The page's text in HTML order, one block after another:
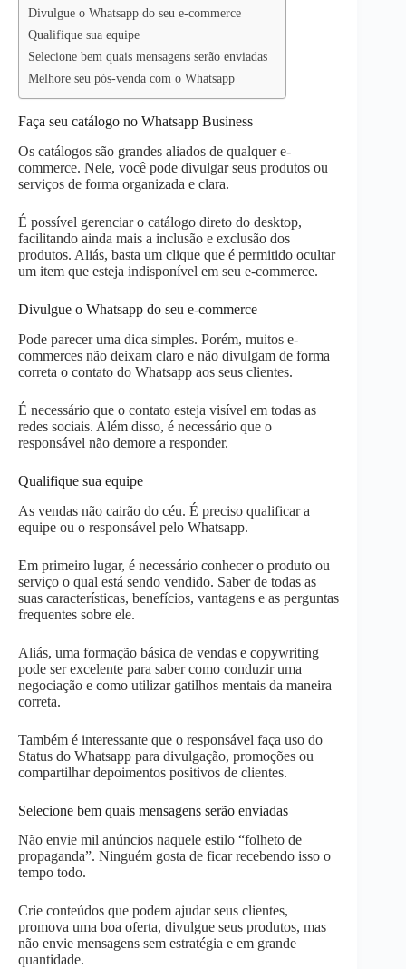
Divulgue o Whatsapp do seu e-commerce
Qualifique sua equipe
Selecione bem quais mensagens serão enviadas
Melhore seu pós-venda com o Whatsapp
Faça seu catálogo no Whatsapp Business
Os catálogos são grandes aliados de qualquer e-
commerce. Nele, você pode divulgar seus produtos ou
serviços de forma organizada e clara.
É possível gerenciar o catálogo direto do desktop,
facilitando ainda mais a inclusão e exclusão dos
produtos. Aliás, basta um clique que é permitido ocultar
um item que esteja indisponível em seu e-commerce.
Divulgue o Whatsapp do seu e-commerce
Pode parecer uma dica simples. Porém, muitos e-
commerces não deixam claro e não divulgam de forma
correta o contato do Whatsapp aos seus clientes.
É necessário que o contato esteja visível em todas as
redes sociais. Além disso, é necessário que o
responsável não demore a responder.
Qualifique sua equipe
As vendas não cairão do céu. É preciso qualificar a
equipe ou o responsável pelo Whatsapp.
Em primeiro lugar, é necessário conhecer o produto ou
serviço o qual está sendo vendido. Saber de todas as
suas características, benefícios, vantagens e as perguntas
frequentes sobre ele.
Aliás, uma formação básica de vendas e copywriting
pode ser excelente para saber como conduzir uma
negociação e como utilizar gatilhos mentais da maneira
correta.
Também é interessante que o responsável faça uso do
Status do Whatsapp para divulgação, promoções ou
compartilhar depoimentos positivos de clientes.
Selecione bem quais mensagens serão enviadas
Não envie mil anúncios naquele estilo “folheto de
propaganda”. Ninguém gosta de ficar recebendo isso o
tempo todo.
Crie conteúdos que podem ajudar seus clientes,
promova uma boa oferta, divulgue seus produtos, mas
não envie mensagens sem estratégia e em grande
quantidade.